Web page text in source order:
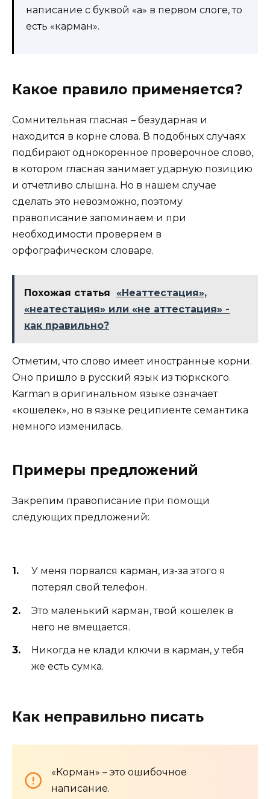
написание с буквой «а» в первом слоге, то
есть «карман».
Какое правило применяется?
Сомнительная гласная – безударная и
находится в корне слова. В подобных случаях
подбирают однокоренное проверочное слово,
в котором гласная занимает ударную позицию
и отчетливо слышна. Но в нашем случае
сделать это невозможно, поэтому
правописание запоминаем и при
необходимости проверяем в
орфографическом словаре.
Похожая статья
«Неаттестация»,
«неатестация» или «не аттестация» -
как правильно?
Отметим, что слово имеет иностранные корни.
Оно пришло в русский язык из тюркского.
Karman в оригинальном языке означает
«кошелек», но в языке реципиенте семантика
немного изменилась.
Примеры предложений
Закрепим правописание при помощи
следующих предложений:
У меня порвался карман, из-за этого я
потерял свой телефон.
Это маленький карман, твой кошелек в
него не вмещается.
Никогда не клади ключи в карман, у тебя
же есть сумка.
Как неправильно писать
«Корман» – это ошибочное
написание.